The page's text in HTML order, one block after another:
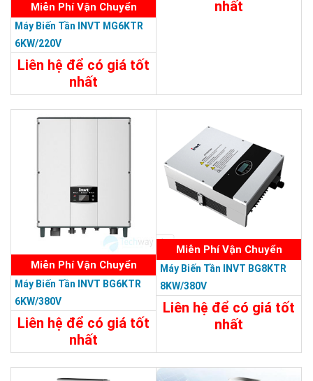
Miễn Phí Vận Chuyển
Máy Biến Tần INVT MG6KTR
6KW/220V
Liên hệ để có giá tốt
nhất
nhất
Miễn Phí Vận Chuyển
Máy Biến Tần INVT BG6KTR
6KW/380V
Liên hệ để có giá tốt
nhất
Miễn Phí Vận Chuyển
Máy Biến Tần INVT BG8KTR
8KW/380V
Liên hệ để có giá tốt
nhất